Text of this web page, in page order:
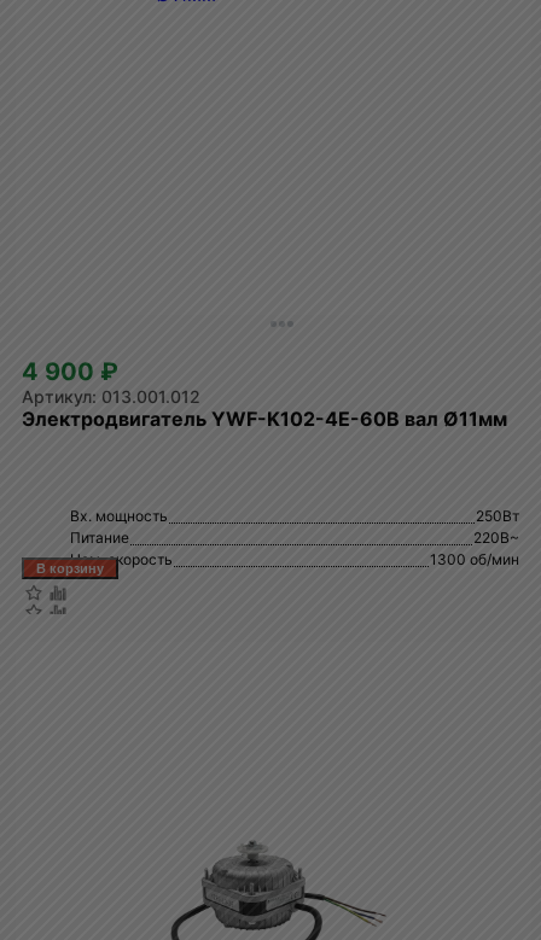
4 900 ₽
013.001.012
Электродвигатель YWF-K102-4E-60B вал Ø11мм
Вх. мощность
250Вт
Питание
220В~
Ном. скорость
1300 об/мин